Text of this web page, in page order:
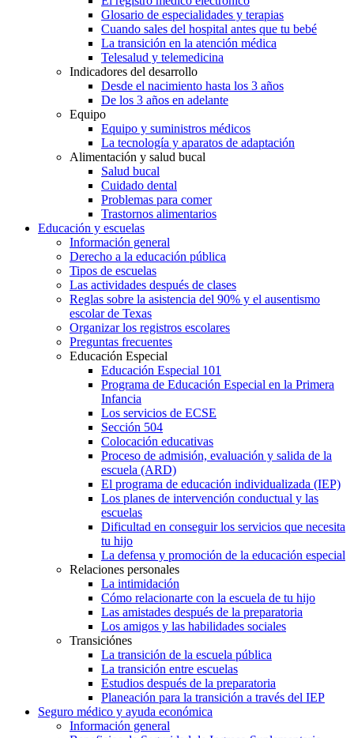
Glosario de especialidades y terapias
Cuando sales del hospital antes que tu bebé
La transición en la atención médica
Telesalud y telemedicina
Indicadores del desarrollo
Desde el nacimiento hasta los 3 años
De los 3 años en adelante
Equipo
Equipo y suministros médicos
La tecnología y aparatos de adaptación
Alimentación y salud bucal
Salud bucal
Cuidado dental
Problemas para comer
Trastornos alimentarios
Educación y escuelas
Información general
Derecho a la educación pública
Tipos de escuelas
Las actividades después de clases
Reglas sobre la asistencia del 90% y el ausentismo
escolar de Texas
Organizar los registros escolares
Preguntas frecuentes
Educación Especial
Educación Especial 101
Programa de Educación Especial en la Primera
Infancia
Los servicios de ECSE
Sección 504
Colocación educativas
Proceso de admisión, evaluación y salida de la
escuela (ARD)
El programa de educación individualizada (IEP)
Los planes de intervención conductual y las
escuelas
Dificultad en conseguir los servicios que necesita
tu hijo
La defensa y promoción de la educación especial
Relaciones personales
La intimidación
Cómo relacionarte con la escuela de tu hijo
Las amistades después de la preparatoria
Los amigos y las habilidades sociales
Transiciónes
La transición de la escuela pública
La transición entre escuelas
Estudios después de la preparatoria
Planeación para la transición a través del IEP
Seguro médico y ayuda económica
Información general